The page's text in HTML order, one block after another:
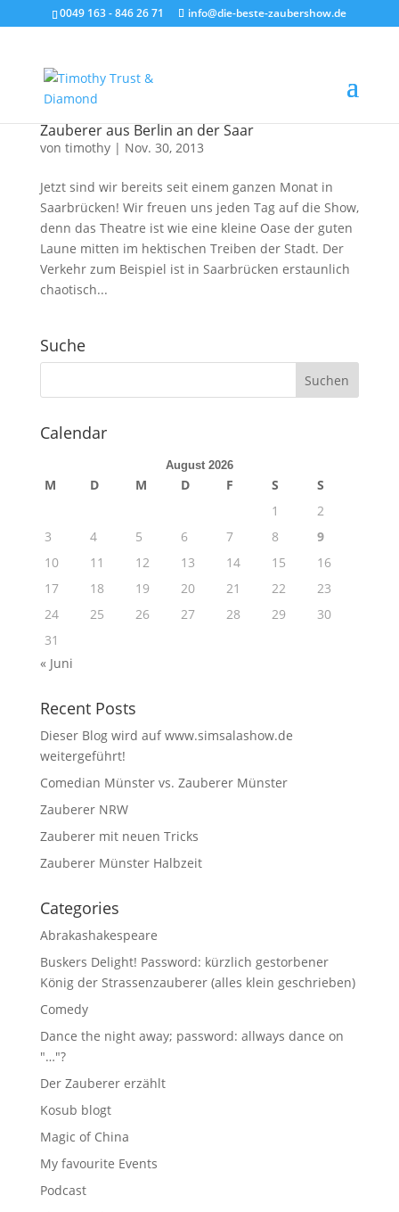
0049 163 - 846 26 71 info@die-beste-zaubershow.de
Zauberer aus Berlin an der Saar
von timothy| Nov. 30, 2013
Jetzt sind wir bereits seit einem ganzen Monat in
Saarbrücken! Wir freuen uns jeden Tag auf die Show,
denn das Theatre ist wie eine kleine Oase der guten
Laune mitten im hektischen Treiben der Stadt. Der
Verkehr zum Beispiel ist in Saarbrücken erstaunlich
chaotisch...
Suche
Calendar
August 2026
M D M D F S
S
1
2
3
4 5 6 7 8
9
10
11 12 13 14 15
16
17
18 19 20 21 22
23
24
25 26 27 28 29
30
31
« Juni
Recent Posts
Dieser Blog wird auf www.simsalashow.de
weitergeführt!
Comedian Münster vs. Zauberer Münster
Zauberer NRW
Zauberer mit neuen Tricks
Zauberer Münster Halbzeit
Categories
Abrakashakespeare
Buskers Delight! Password: kürzlich gestorbener
König der Strassenzauberer (alles klein geschrieben)
Comedy
Dance the night away; password: allways dance on
"…"?
Der Zauberer erzählt
Kosub blogt
Magic of China
My favourite Events
Podcast